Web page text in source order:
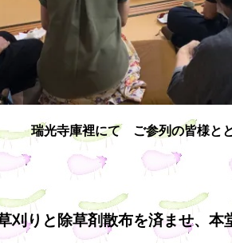
瑞光寺庫裡にて ご参列の皆様と
刈りと除草剤散布を済ませ、